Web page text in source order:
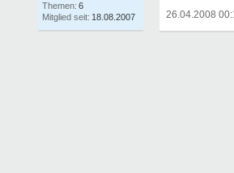
Themen: 6
Mitglied seit: 18.08.2007 26.04.2008